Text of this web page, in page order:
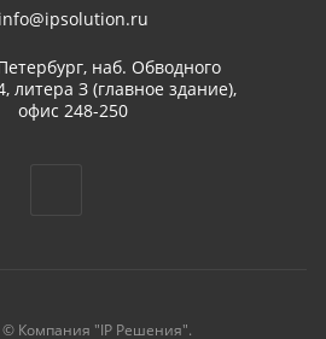
info@ipsolution.ru
наб. Обводного
литера З (главное здание),
офис 248-250
© Компания "IP Решения".